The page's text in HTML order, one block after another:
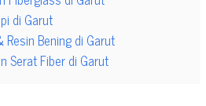
di Garut
Bening di Garut
Serat Fiber di Garut